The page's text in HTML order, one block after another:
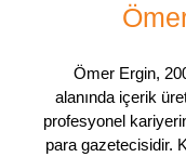
Ömer Ergin,
alanında içerik
profesyonel
para gazetecisidir.